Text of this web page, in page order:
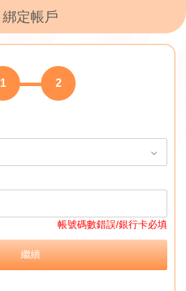
綁定帳戶
1 2
帳號碼數錯誤/銀行卡必填
繼續